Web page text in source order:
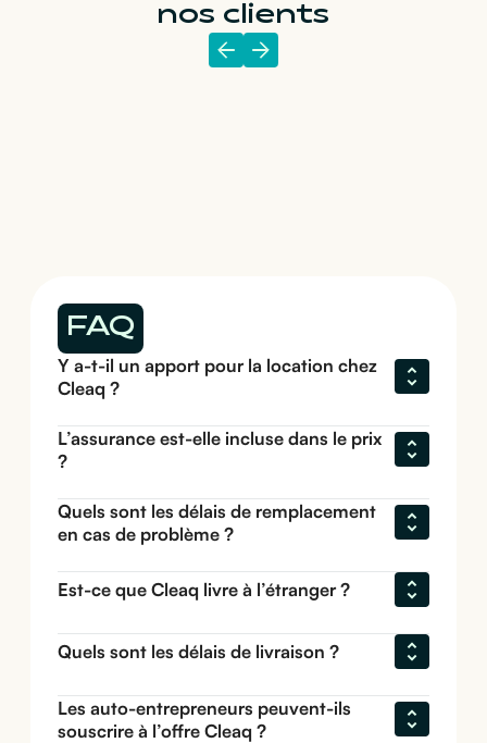
nos clients
FAQ
Y a-t-il un apport pour la location chez
Cleaq ?
L’assurance est-elle incluse dans le prix
?
Quels sont les délais de remplacement
en cas de problème ?
Est-ce que Cleaq livre à l’étranger ?
Quels sont les délais de livraison ?
Les auto-entrepreneurs peuvent-ils
souscrire à l’offre Cleaq ?